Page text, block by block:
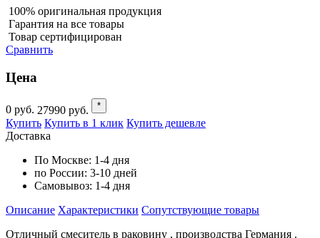
100% оригинальная продукция
Гарантия на все товары
Товар сертифицирован
Сравнить
Цена
0 руб. 27990 руб. *
Купить Купить в 1 клик Купить дешевле
Доставка
По Москве: 1-4 дня
по России: 3-10 дней
Самовывоз: 1-4 дня
Описание Характеристики Cопутствующие товары
Отличный смеситель в раковину , производства Германия .